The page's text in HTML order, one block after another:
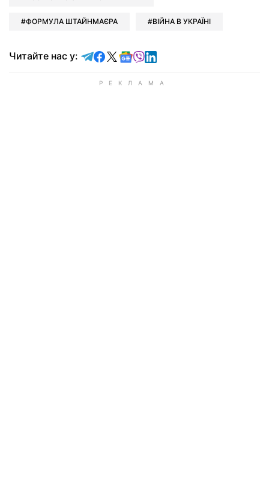
ФОРМУЛА ШТАЙНМАЄРА ВІЙНА В УКРАЇНІ
Читайте нас у: Читайте у Telegram
Читайте у Facebook
Читайте у X
Читайте у Google news
Читайте у Viber
Читайте у LinkedIn